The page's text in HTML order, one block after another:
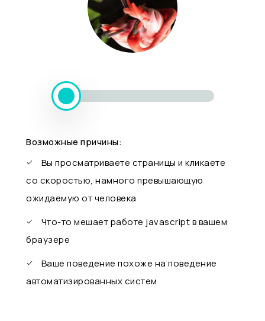
Возможные причины:
Вы просматриваете страницы и кликаете
со скоростью, намного превышающую
ожидаемую от человека
Что-то мешает работе javascript в вашем
браузере
Ваше поведение похоже на поведение
автоматизированных систем